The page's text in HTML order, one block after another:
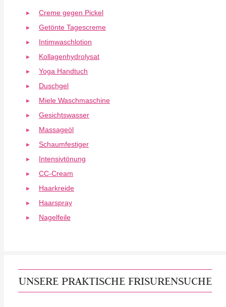
Creme gegen Pickel
Getönte Tagescreme
Intimwaschlotion
Kollagenhydrolysat
Yoga Handtuch
Duschgel
Miele Waschmaschine
Gesichtswasser
Massageöl
Schaumfestiger
Intensivtönung
CC-Cream
Haarkreide
Haarspray
Nagelfeile
UNSERE PRAKTISCHE FRISURENSUCHE